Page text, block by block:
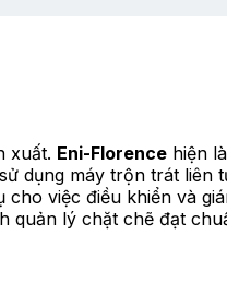
xuất. Eni-Florence hiện
dụng máy trộn trát liên
việc điều khiển và
quản lý chặt chẽ đạt